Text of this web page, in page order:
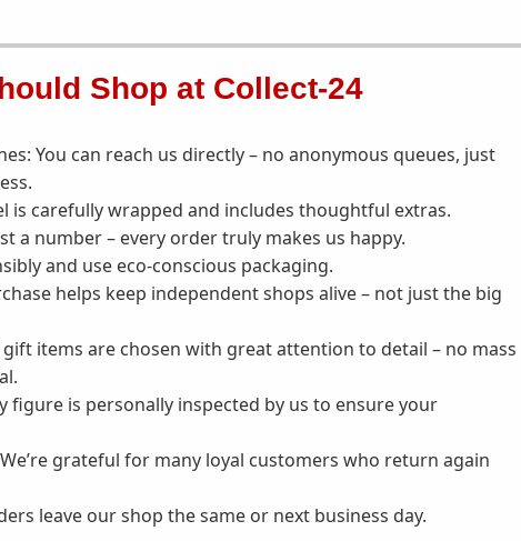
Shop at Collect-24
You can reach us directly – no anonymous queues, just
is carefully wrapped and includes thoughtful extras.
a number – every order truly makes us happy.
and use eco-conscious packaging.
helps keep independent shops alive – not just the big
items are chosen with great attention to detail – no mass
figure is personally inspected by us to ensure your
We’re grateful for many loyal customers who return again
leave our shop the same or next business day.